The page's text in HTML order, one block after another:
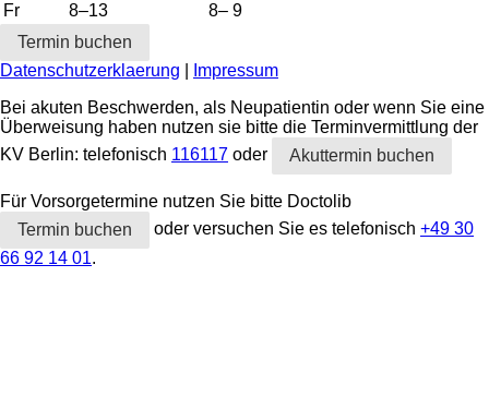
Fr
8–13
8– 9
Termin buchen
Datenschutzerklaerung
Impressum
Bei akuten Beschwerden, als Neupatientin oder wenn Sie eine
Überweisung haben nutzen sie bitte die Terminvermittlung der
KV Berlin: telefonisch 116117 oder Akuttermin buchen
Für Vorsorgetermine nutzen Sie bitte Doctolib
Termin buchen
oder versuchen Sie es telefonisch +49 30
66 92 14 01.